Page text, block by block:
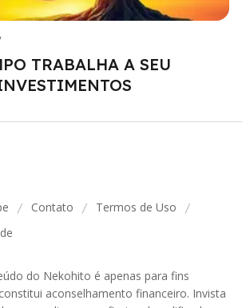
TRABALHA A SEU
/ Contato / Termos de Uso /
do Nekohito é apenas para fins
aconselhamento financeiro. Invista